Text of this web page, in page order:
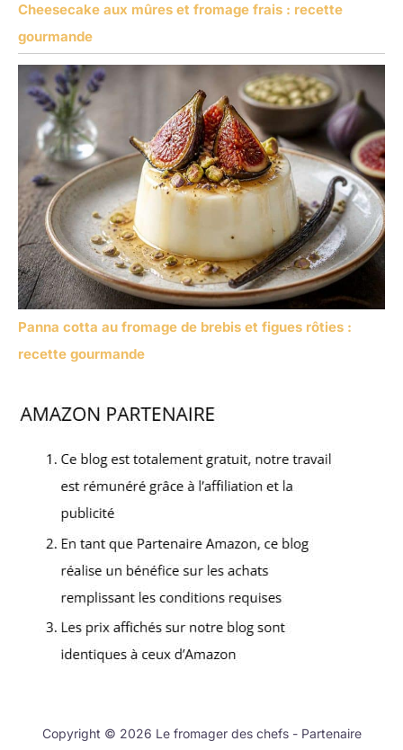
Cheesecake aux mûres et fromage frais : recette
gourmande
Panna cotta au fromage de brebis et figues rôties :
recette gourmande
Copyright © 2026 Le fromager des chefs - Partenaire